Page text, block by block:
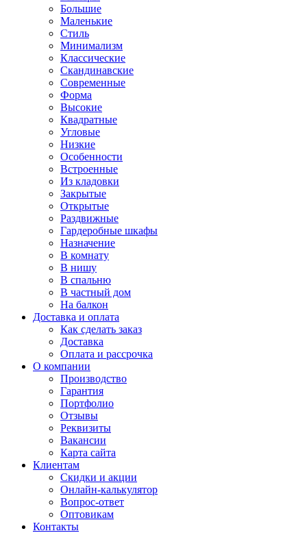
Большие
Маленькие
Стиль
Минимализм
Классические
Скандинавские
Современные
Форма
Высокие
Квадратные
Угловые
Низкие
Особенности
Встроенные
Из кладовки
Закрытые
Открытые
Раздвижные
Гардеробные шкафы
Назначение
В комнату
В нишу
В спальню
В частный дом
На балкон
Доставка и оплата
Как сделать заказ
Доставка
Оплата и рассрочка
О компании
Производство
Гарантия
Портфолио
Отзывы
Реквизиты
Вакансии
Карта сайта
Клиентам
Скидки и акции
Онлайн-калькулятор
Вопрос-ответ
Оптовикам
Контакты